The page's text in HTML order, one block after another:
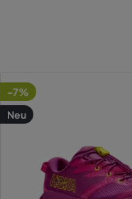
-7%
Neu